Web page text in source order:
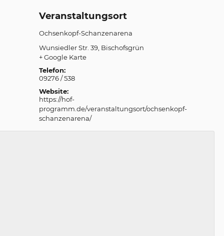
Veranstaltungsort
Ochsenkopf-Schanzenarena
Wunsiedler Str. 39 Bischofsgrün
+ Google Karte
Telefon:
09276 / 538
Website:
https://hof-
programm.de/veranstaltungsort/ochsenkopf-
schanzenarena/